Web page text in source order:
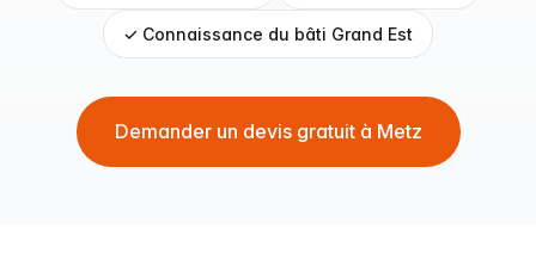
✓ Connaissance du bâti Grand Est
Demander un devis gratuit à Metz